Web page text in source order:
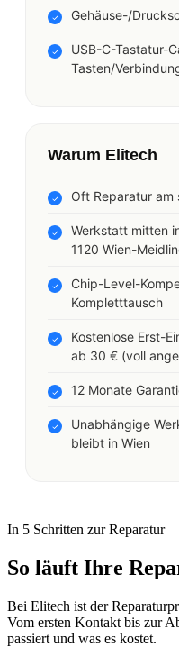
Gehäuse-/
USB-C-Tastatur-
Tasten/
Warum Elitech
Oft Reparatur am
Werkstatt mitten
1120 Wien-
Chip-Level-
Kompletttausch
Kostenlose Erst-
ab 30 € (voll
12 Monate
Unabhängige
bleibt in Wien
In 5 Schritten zur Reparatur
So läuft Ihre
Bei Elitech ist der
Vom ersten Kontakt bis zur
passiert und was es kostet.